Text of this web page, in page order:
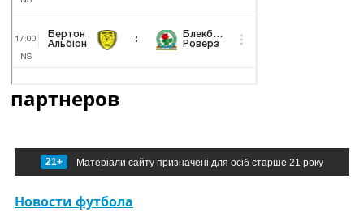
партнеров
21+ Матеріали сайту призначені для осіб старше 21 року
Новости футбола